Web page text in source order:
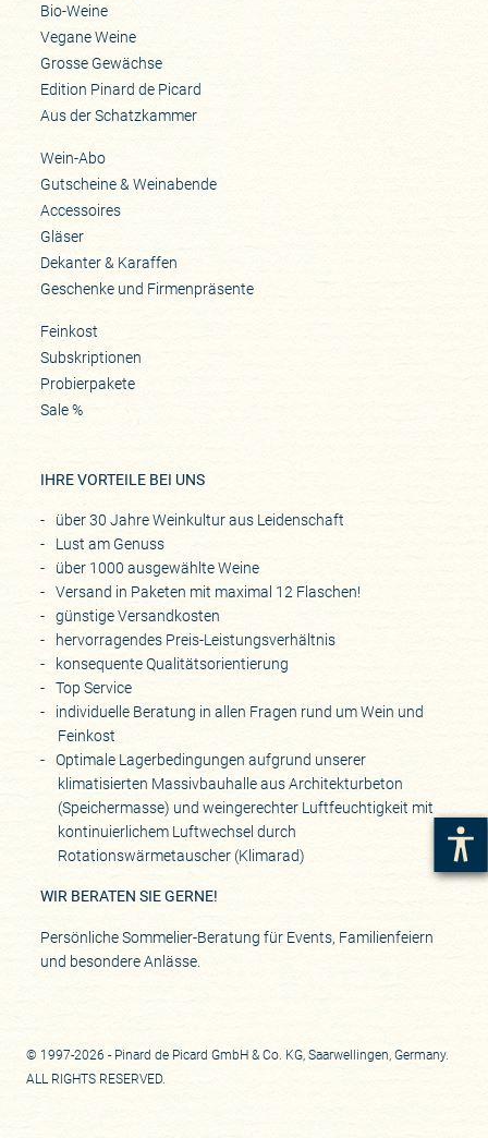
Bio-Weine
Vegane Weine
Grosse Gewächse
Edition Pinard de Picard
Aus der Schatzkammer
Wein-Abo
Gutscheine & Weinabende
Accessoires
Gläser
Dekanter & Karaffen
Geschenke und Firmenpräsente
Feinkost
Subskriptionen
Probierpakete
Sale %
IHRE VORTEILE BEI UNS
über 30 Jahre Weinkultur aus Leidenschaft
Lust am Genuss
über 1000 ausgewählte Weine
Versand in Paketen mit maximal 12 Flaschen!
günstige Versandkosten
hervorragendes Preis-Leistungsverhältnis
konsequente Qualitätsorientierung
Top Service
individuelle Beratung in allen Fragen rund um Wein und
Feinkost
Optimale Lagerbedingungen aufgrund unserer
klimatisierten Massivbauhalle aus Architekturbeton
(Speichermasse) und weingerechter Luftfeuchtigkeit mit
kontinuierlichem Luftwechsel durch
Rotationswärmetauscher (Klimarad)
WIR BERATEN SIE GERNE!
Persönliche Sommelier-Beratung für Events, Familienfeiern
und besondere Anlässe.
© 1997-2026 - Pinard de Picard GmbH & Co. KG, Saarwellingen, Germany.
ALL RIGHTS RESERVED.